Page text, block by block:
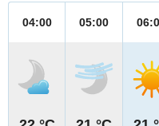
04:00 05:00